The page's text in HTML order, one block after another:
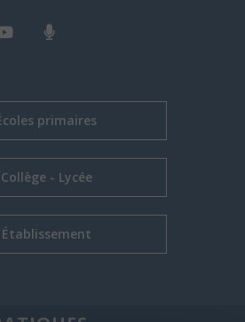
primaires
Collège - Lycée
Établissement